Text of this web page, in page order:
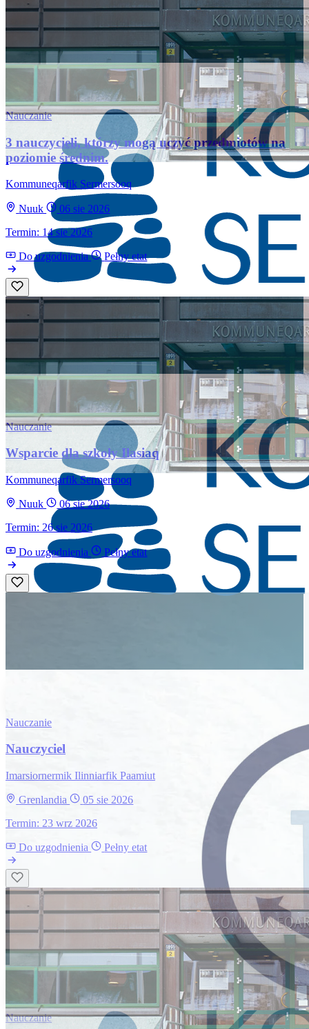
Nauczanie
3 nauczycieli, którzy mogą uczyć przedmiotów na
poziomie średnim.
Kommuneqarfik Sermersooq
Nuuk
06 sie 2026
Termin: 14 sie 2026
Do uzgodnienia Pełny etat
Nauczanie
Wsparcie dla szkoły Ilasiaq
Kommuneqarfik Sermersooq
Nuuk
06 sie 2026
Termin: 26 sie 2026
Do uzgodnienia Pełny etat
Nauczanie
Nauczyciel
Imarsiornermik Ilinniarfik Paamiut
Grenlandia
05 sie 2026
Termin: 23 wrz 2026
Do uzgodnienia Pełny etat
Nauczanie